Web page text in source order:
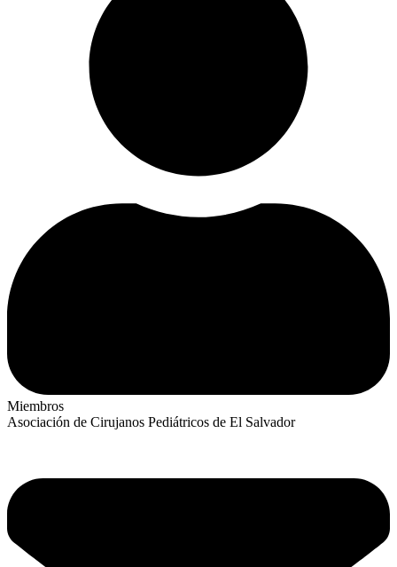
Miembros
Asociación de Cirujanos Pediátricos de El Salvador